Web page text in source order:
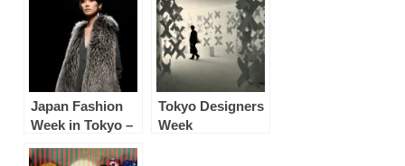
Japan Fashion
Week in Tokyo –
Tokyo Designers
Week